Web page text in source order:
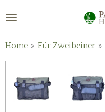
Home » Für Zweibeiner »